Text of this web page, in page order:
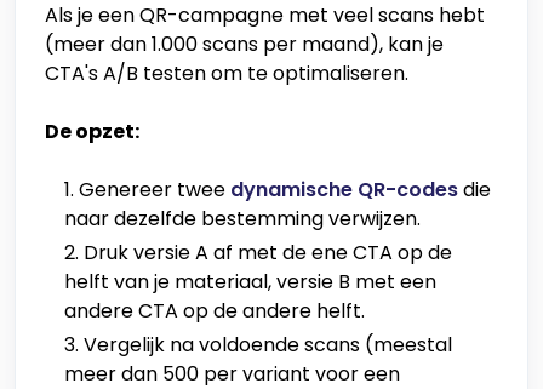
Als je een QR-campagne met veel scans hebt
(meer dan 1.000 scans per maand), kan je
CTA's A/B testen om te optimaliseren.
De opzet:
Genereer twee dynamische QR-codesdie
naar dezelfde bestemming verwijzen.
Druk versie A af met de ene CTA op de
helft van je materiaal, versie B met een
andere CTA op de andere helft.
Vergelijk na voldoende scans (meestal
meer dan 500 per variant voor een